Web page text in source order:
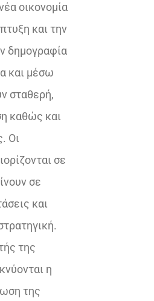
οικονομία
και την
δημογραφία
και μέσω
σταθερή,
καθώς και
Οι
σε
σε
και
της
η
της